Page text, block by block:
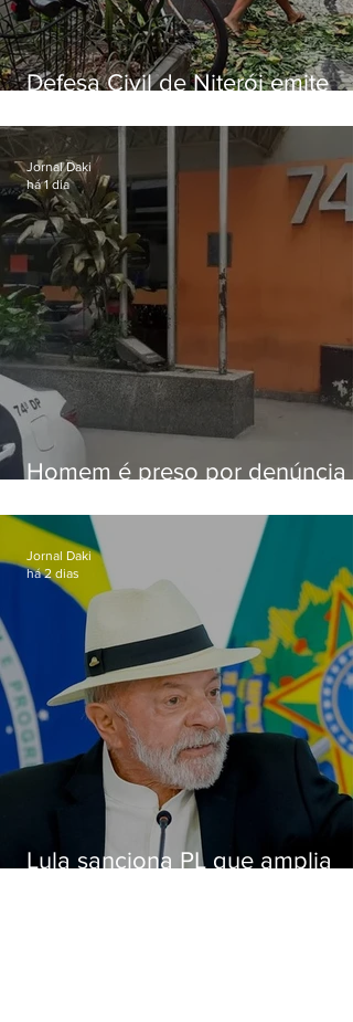
Defesa Civil de Niterói emite
sexta-feira (07)
Homem é preso por denúncia
Alcântara
Jornal Daki
há 1 dia
Lula sanciona PL que amplia
Jornal Daki
há 2 dias